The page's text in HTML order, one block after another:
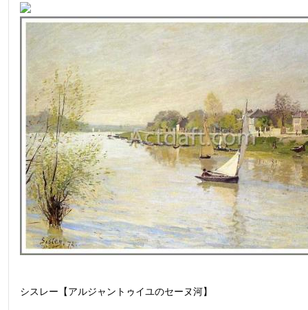
シスレー【アルジャントゥイユのセーヌ河】